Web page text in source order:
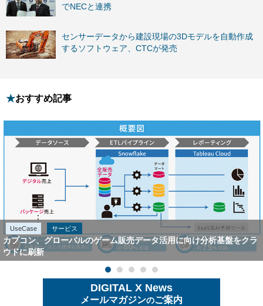
でNECと連携
センサーデータから建設現場の3Dモデルを自動作成
するソフトウェア、CTCが発売
おすすめ記事
UseCase サービス
カプコン、グローバルのゲーム販売データ活用に向け分析基盤をクラ
ウドに刷新
DIGITAL X News
メールマガジンのご案内